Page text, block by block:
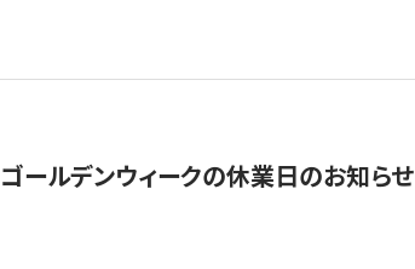
ゴールデンウィークの休業日のお知らせ